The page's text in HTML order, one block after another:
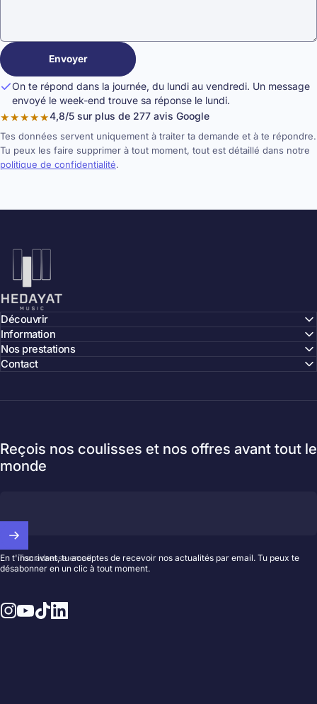
Ton message
Envoyer
On te répond dans la journée, du lundi au vendredi. Un message
envoyé le week-end trouve sa réponse le lundi.
★★★★★4,8/5 sur plus de 277 avis Google
Tes données servent uniquement à traiter ta demande et à te répondre.
Tu peux les faire supprimer à tout moment, tout est détaillé dans notre
politique de confidentialité.
Hedayat Music
Découvrir
Information
Nos prestations
Contact
Reçois nos coulisses et nos offres avant tout le
monde
Ton adresse email
En t'inscrivant, tu acceptes de recevoir nos actualités par email. Tu peux te
désabonner en un clic à tout moment.